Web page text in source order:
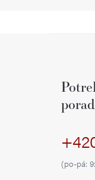
(po-pá: